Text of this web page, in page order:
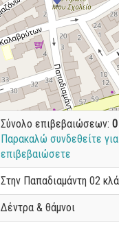
Σύνολο επιβεβαιώσεων: 0
Παρακαλώ συνδεθείτε
επιβεβαιώσετε
Στην Παπαδιαμάντη 02
Δέντρα & θάμνοι